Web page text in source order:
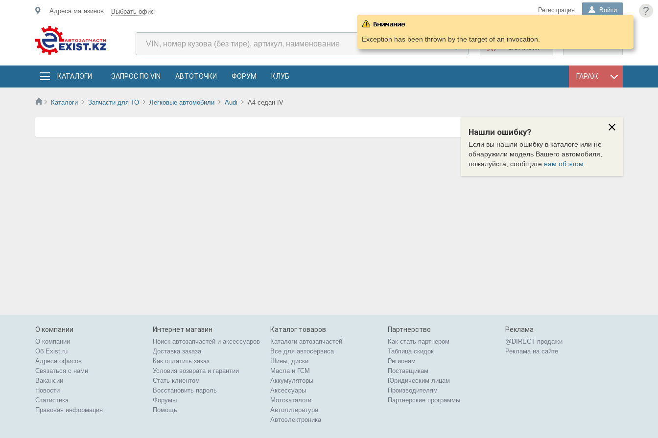
?
Адреса магазинов Выбрать офис Регистрация Войти
ПОДОБРАТЬ
ЗАПЧАСТИ
КАТАЛОГИ ЗАПРОС ПО VIN АВТОТОЧКИ ФОРУМ КЛУБ ГАРАЖ
Каталоги Запчасти для ТО Легковые автомобили Audi A4 седан IV
Exception has been thrown by the target of an invocation.
Нашли ошибку?
Если вы нашли ошибку в каталоге или не
обнаружили модель Вашего автомобиля,
пожалуйста, сообщите нам об этом
О компании
О компании
Об Exist.ru
Адреса офисов
Связаться с нами
Вакансии
Новости
Статистика
Правовая информация
Интернет магазин
Поиск автозапчастей и аксессуаров
Доставка заказа
Как оплатить заказ
Условия возврата и гарантии
Стать клиентом
Восстановить пароль
Форумы
Помощь
Каталог товаров
Каталоги автозапчастей
Все для автосервиса
Шины, диски
Масла и ГСМ
Аккумуляторы
Аксессуары
Мотокаталоги
Автолитература
Автоэлектроника
Партнерство
Как стать партнером
Таблица скидок
Регионам
Поставщикам
Юридическим лицам
Производителям
Партнерские программы
Реклама
@DIRECT продажи
Реклама на сайте